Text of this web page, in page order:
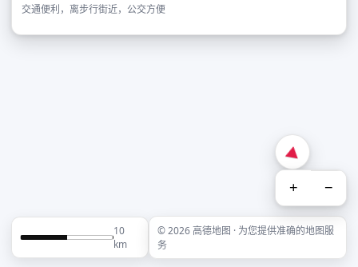
交通便利，离步行街近，公交方便
+ −
10
km
© 2026 高德地图 · 为您提供准确的地图服
务